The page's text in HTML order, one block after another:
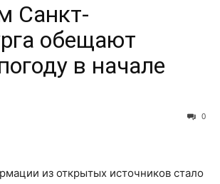
Санкт-
обещают
в начале
0
из открытых источников стало